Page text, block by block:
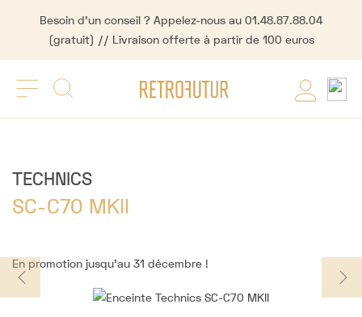
Besoin d'un conseil ? Appelez-nous au 01.48.87.88.04
(gratuit) // Livraison offerte à partir de 100 euros
TECHNICS
SC-C70 MKII
En promotion jusqu'au 31 décembre !